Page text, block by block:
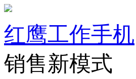
红鹰工作手机
销售新模式